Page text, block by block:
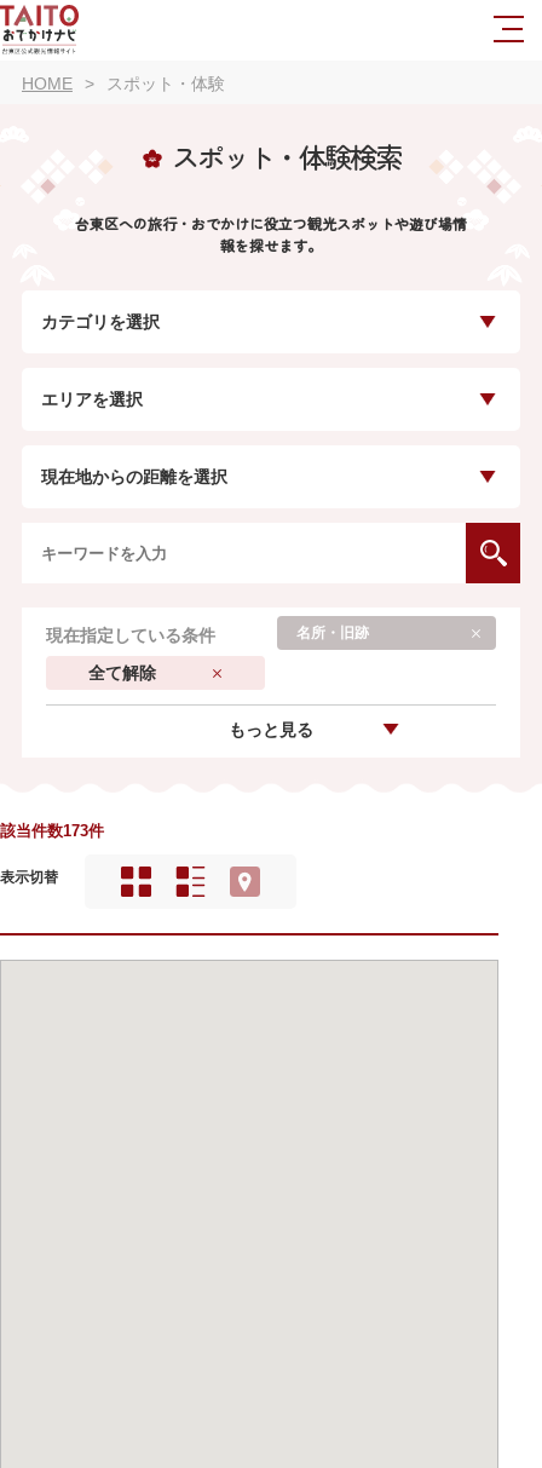
HOME スポット・体験
スポット・体験検索
台東区への旅行・おでかけに役立つ観光スポットや遊び場情
報を探せます。
カテゴリを選択
エリアを選択
現在地からの距離を選択
現在指定している条件 名所・旧跡
全て解除
もっと見る
該当件数173件
表示切替